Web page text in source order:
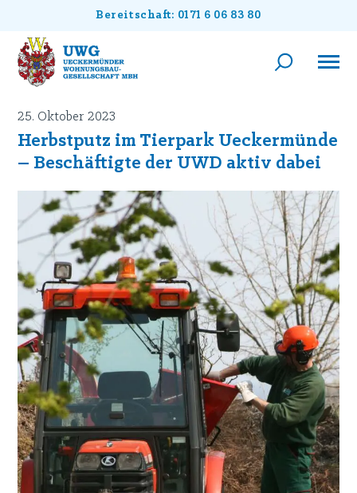
Bereitschaft: 0171 6 06 83 80
25. Oktober 2023
Herbstputz im Tierpark Ueckermünde
– Beschäftigte der UWD aktiv dabei